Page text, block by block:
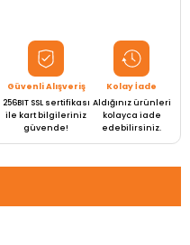
Güvenli Alışveriş
256BIT SSL sertifikası
ile kart bilgileriniz
güvende!
Kolay İade
Aldığınız ürünleri
kolayca iade
edebilirsiniz.